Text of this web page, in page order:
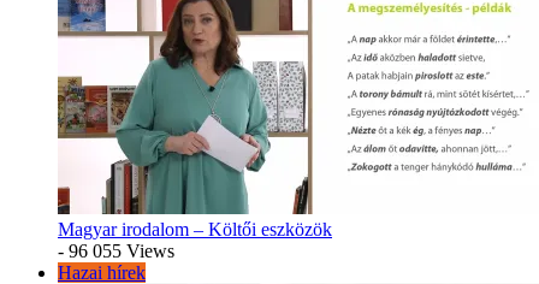
Magyar irodalom – Költői eszközök
- 96 055 Views
Hazai hírek